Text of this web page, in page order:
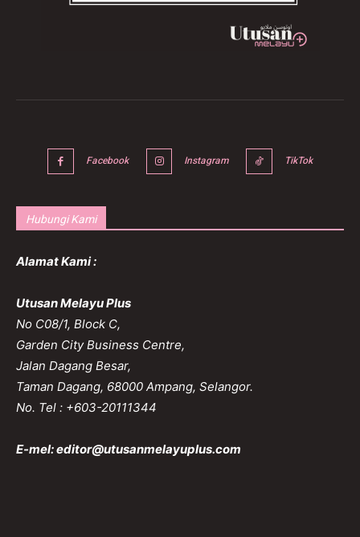
Facebook Instagram TikTok
Hubungi Kami
Alamat Kami :
Utusan Melayu Plus
No C08/1, Block C,
Garden City Business Centre,
Jalan Dagang Besar,
Taman Dagang, 68000 Ampang, Selangor.
No. Tel : +603-20111344
E-mel:editor@utusanmelayuplus.com